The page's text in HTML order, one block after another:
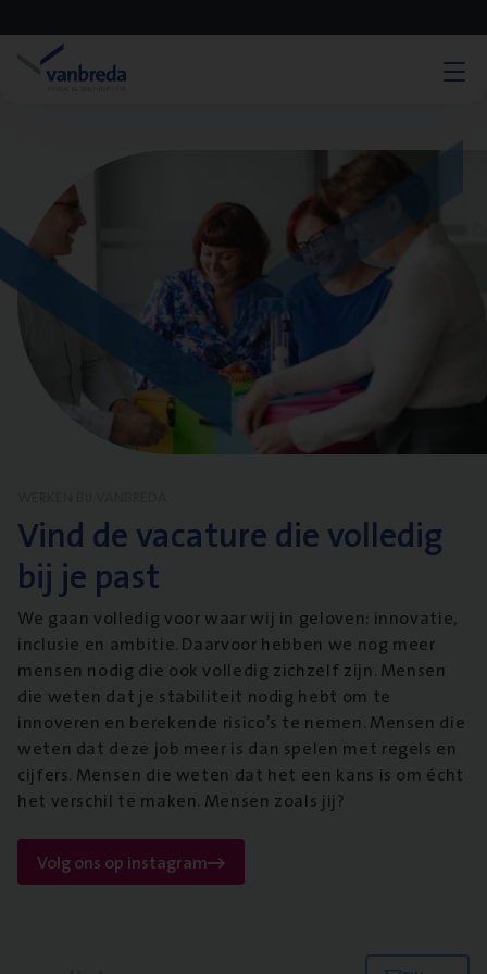
Vind de vacature die volledig
bij je past
We gaan volledig voor waar wij in geloven: innovatie,
inclusie en ambitie. Daarvoor hebben we nog meer
mensen nodig die ook volledig zichzelf zijn. Mensen
die weten dat je stabiliteit nodig hebt om te
innoveren en berekende risico’s te nemen. Mensen die
weten dat deze job meer is dan spelen met regels en
cijfers. Mensen die weten dat het een kans is om écht
het verschil te maken. Mensen zoals jij?
Volg ons op instagram